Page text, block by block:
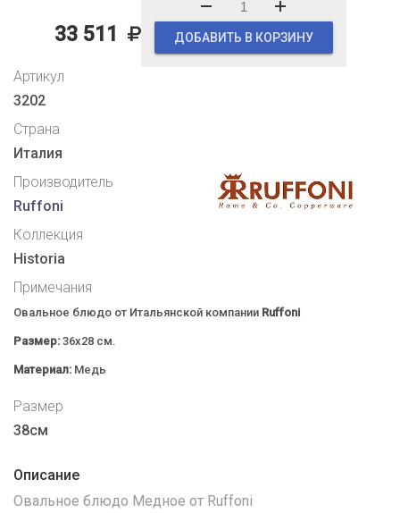
33 511 ДОБАВИТЬ В КОРЗИНУ
Артикул
3202
Страна
Италия
Производитель
Ruffoni
Коллекция
Historia
Примечания
Овальное блюдо от Итальянской компании Ruffoni
Размер: 36x28 см.
Материал: Медь
Размер
38см
Описание
Овальное блюдо Медное от Ruffoni